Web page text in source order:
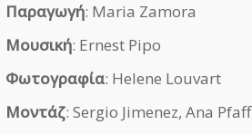
Παραγωγή: Maria Zamora
Μουσική: Ernest Pipo
Φωτογραφία: Helene Louvart
Μοντάζ: Sergio Jimenez, Ana Pfaff